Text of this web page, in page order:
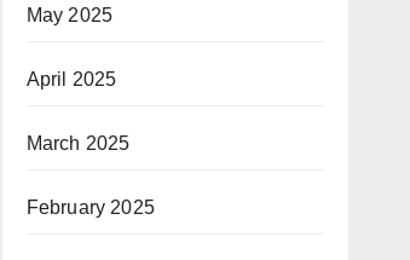
May 2025
April 2025
March 2025
February 2025